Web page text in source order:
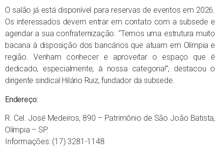
O salão já está disponível para reservas de eventos em 2026.
Os interessados devem entrar em contato com a subsede e
agendar a sua confraternização. “Temos uma estrutura muito
bacana à disposição dos bancários que atuam em Olímpia e
região. Venham conhecer e aproveitar o espaço que é
dedicado, especialmente, à nossa categoria!”, destacou o
dirigente sindical Hilário Ruiz, fundador da subsede.
Endereço:
R. Cel. José Medeiros, 890 – Patrimônio de São João Batista,
Olímpia – SP.
Informações: (17) 3281-1148